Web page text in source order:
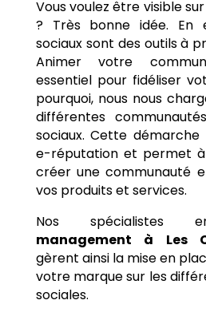
Vous voulez être visible
? Très bonne idée. En
sociaux sont des outils à
Animer votre
essentiel pour fidéliser
pourquoi, nous nous
différentes
sociaux. Cette
e-réputation et permet
créer une communauté
vos produits et services.
Nos spécialistes
management à
Les
gèrent ainsi la mise en
votre marque sur les
sociales.